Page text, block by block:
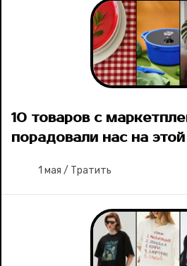
10 товаров с
порадовали нас на
1 мая / Тратить